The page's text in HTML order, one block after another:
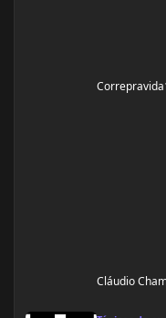
Correpravida
Cláudio